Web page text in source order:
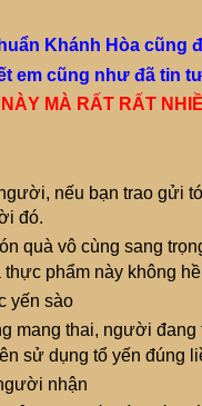
Khánh Hòa cũng
em cũng như đã tin
MÀ RẤT RẤT
nếu bạn trao gửi
đó.
quà vô cùng sang
phẩm này không
yến sào
mang thai, người
sử dụng tổ yến đúng
nhận